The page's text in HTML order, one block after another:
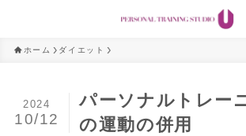
ホーム ダイエット
パーソナルトレー
の運動の併用
2024
10/12